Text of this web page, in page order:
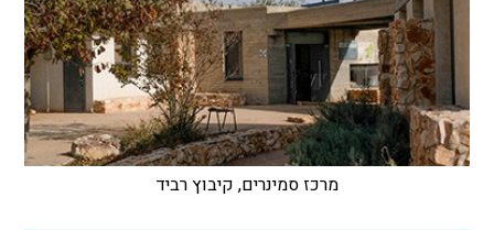
מרכז סמינרים, קיבוץ רביד